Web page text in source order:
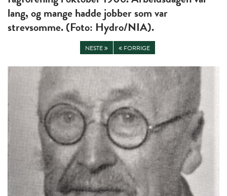
lang, og mange hadde jobber som var
strevsomme. (Foto: Hydro/NIA).
NESTE FORRIGE